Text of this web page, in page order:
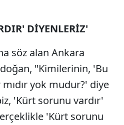
DİYENLERİZ'
söz alan Ankara
"Kimilerinin, 'Bu
yok mudur?' diye
'Kürt sorunu vardır'
'Kürt sorunu